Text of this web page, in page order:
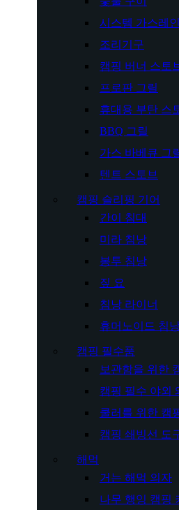
시스템 가스레인
조리기구
캠핑 버너 스토
프로판 그릴
휴대용 부탄 스
BBQ 그릴
가스 바베큐 그
텐트 스토브
캠핑 슬리핑 기어
간이 침대
미라 침낭
봉투 침낭
짚 요
침낭 라이너
휴머노이드 침
캠핑 필수품
보관함을 위한
캠핑 필수 야외
쿨러를 위한 캠
캠핑 쇄빙선 도
해먹
거는 해먹 의자
나무 행잉 캠핑